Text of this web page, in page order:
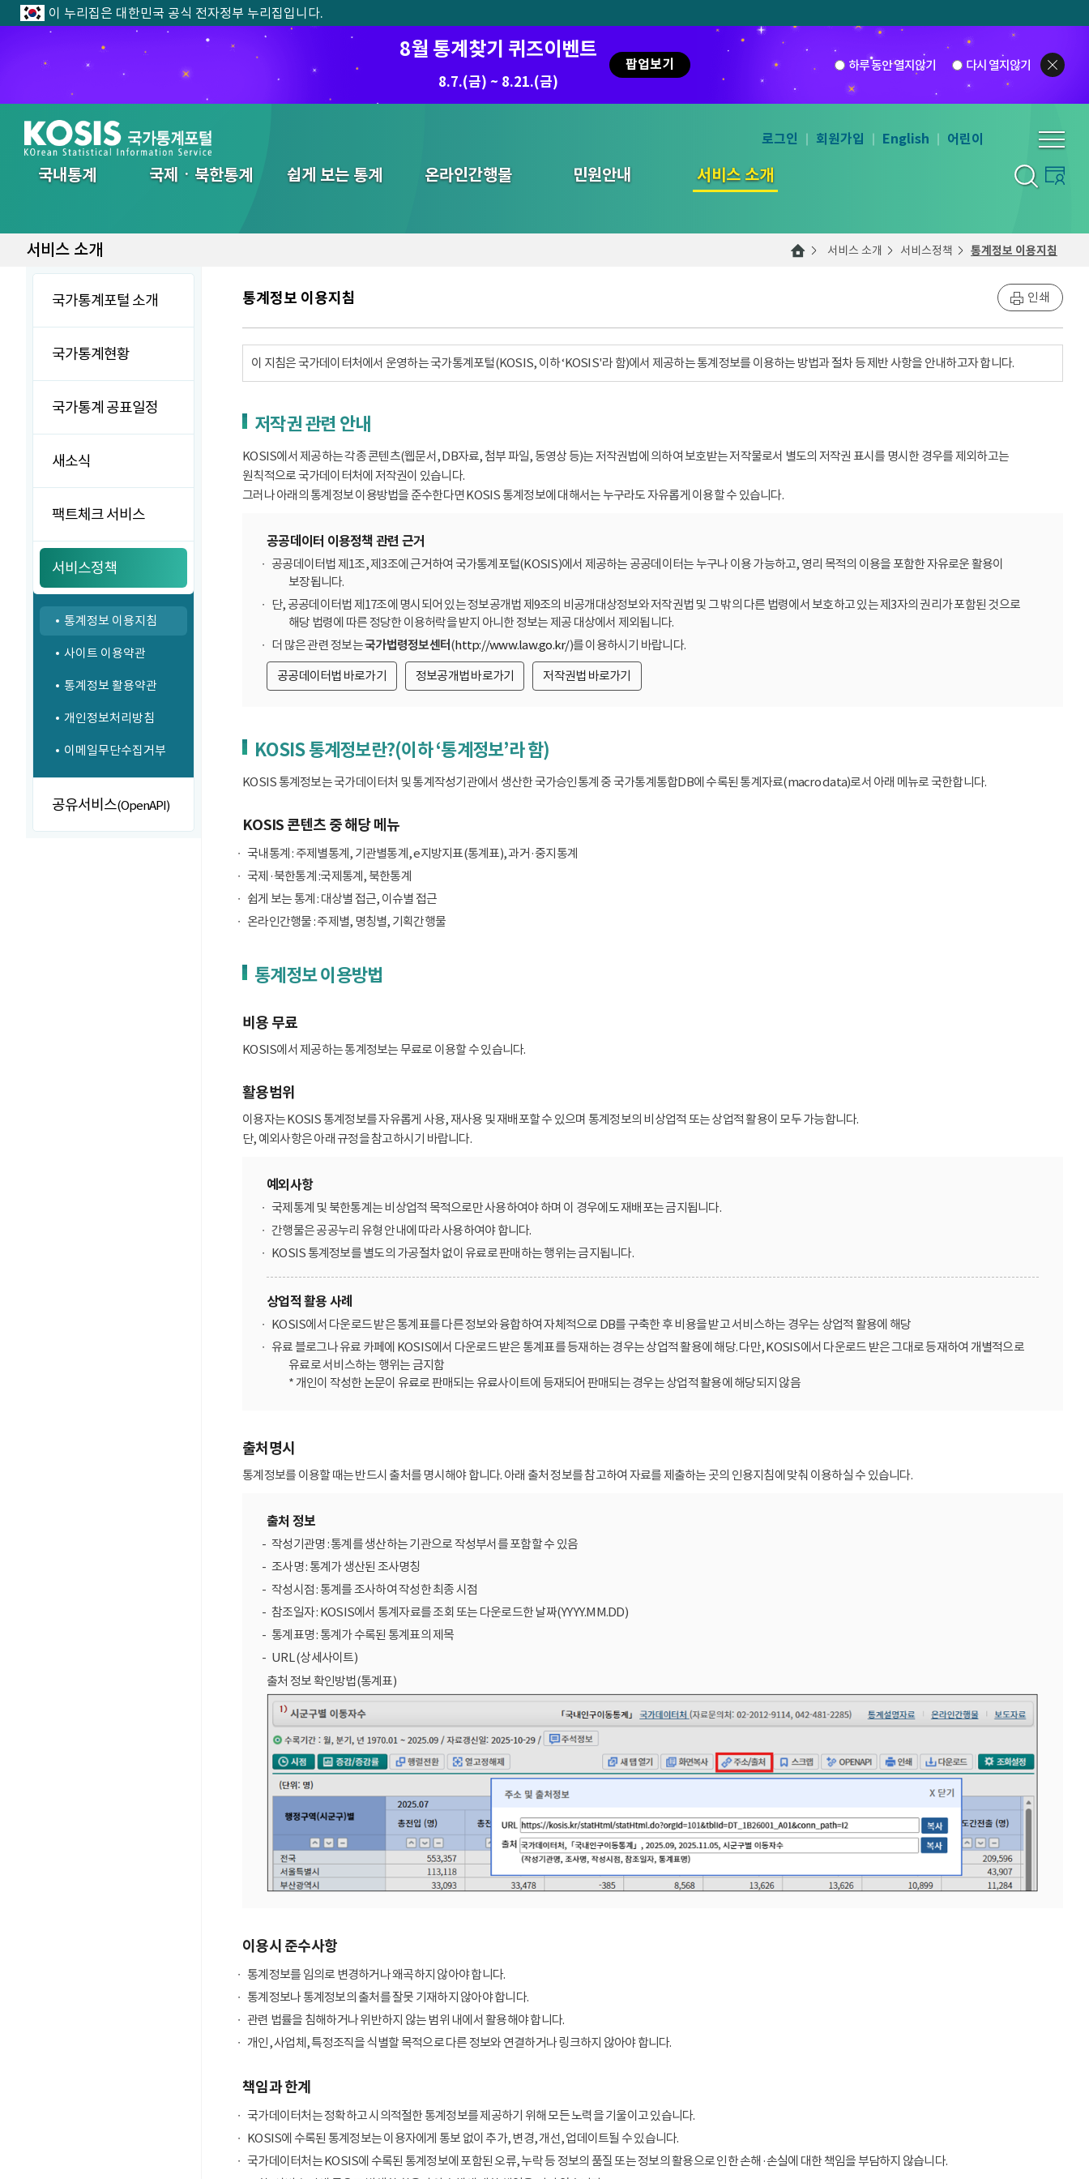
이 누리집은 대한민국 공식 전자정부 누리집입니다.
8월 통계찾기 퀴즈이벤트
8.7.(금) ~ 8.21.(금)
팝업보기 하루 동안 열지않기 다시 열지않기
국내통계 국제ㆍ북한통계 쉽게 보는 통계 온라인간행물 민원안내 서비스 소개
통합검색
로그인 회원가입 English 어린이
서비스 소개 서비스 소개 서비스정책 통계정보 이용지침
국가통계포털 소개
국가통계현황
국가통계 공표일정
새소식
팩트체크 서비스
서비스정책
통계정보 이용지침
사이트 이용약관
통계정보 활용약관
개인정보처리방침
이메일무단수집거부
공유서비스(OpenAPI)
통계정보 이용지침 인쇄
이 지침은 국가데이터처에서 운영하는 국가통계포털(KOSIS, 이하 ‘KOSIS'라 함)에서 제공하는 통계정보를 이용하는 방법과 절차 등 제반 사항을 안내하고자 합니다.
저작권 관련 안내
KOSIS에서 제공하는 각종 콘텐츠(웹문서, DB자료, 첨부 파일, 동영상 등)는 저작권법에 의하여 보호받는 저작물로서 별도의 저작권 표시를 명시한 경우를 제외하고는
원칙적으로 국가데이터처에 저작권이 있습니다.
그러나 아래의 통계정보 이용방법을 준수한다면 KOSIS 통계정보에 대해서는 누구라도 자유롭게 이용할 수 있습니다.
공공데이터 이용정책 관련 근거
공공데이터법 제1조, 제3조에 근거하여 국가통계포털(KOSIS)에서 제공하는 공공데이터는 누구나 이용 가능하고, 영리 목적의 이용을 포함한 자유로운 활용이
보장됩니다.
단, 공공데이터법 제17조에 명시되어 있는 정보공개법 제9조의 비공개대상정보와 저작권법 및 그 밖의 다른 법령에서 보호하고 있는 제3자의 권리가 포함된 것으로
해당 법령에 따른 정당한 이용허락을 받지 아니한 정보는 제공 대상에서 제외됩니다.
더 많은 관련 정보는국가법령정보센터(http://www.law.go.kr/)를 이용하시기 바랍니다.
공공데이터법 바로가기
정보공개법 바로가기 저작권법 바로가기
KOSIS 통계정보란?(이하 ‘통계정보’라 함)
KOSIS 통계정보는 국가데이터처 및 통계작성기관에서 생산한 국가승인통계 중 국가통계통합DB에 수록된 통계자료(macro data)로서 아래 메뉴로 국한합니다.
KOSIS 콘텐츠 중 해당 메뉴
국내통계 : 주제별통계, 기관별통계, e지방지표(통계표), 과거·중지통계
국제·북한통계 :국제통계, 북한통계
쉽게 보는 통계 : 대상별 접근, 이슈별 접근
온라인간행물 : 주제별, 명칭별, 기획간행물
통계정보 이용방법
비용 무료
KOSIS에서 제공하는 통계정보는 무료로 이용할 수 있습니다.
활용범위
이용자는 KOSIS 통계정보를 자유롭게 사용, 재사용 및 재배포할 수 있으며 통계정보의 비상업적 또는 상업적 활용이 모두 가능합니다.
단, 예외사항은 아래 규정을 참고하시기 바랍니다.
예외사항
국제통계 및 북한통계는 비상업적 목적으로만 사용하여야 하며 이 경우에도 재배포는 금지됩니다.
간행물은 공공누리 유형 안내에 따라 사용하여야 합니다.
KOSIS 통계정보를 별도의 가공절차 없이 유료로 판매하는 행위는 금지됩니다.
상업적 활용 사례
KOSIS에서 다운로드 받은 통계표를 다른 정보와 융합하여 자체적으로 DB를 구축한 후 비용을 받고 서비스하는 경우는 상업적 활용에 해당
유료 블로그나 유료 카페에 KOSIS에서 다운로드 받은 통계표를 등재하는 경우는 상업적 활용에 해당. 다만, KOSIS에서 다운로드 받은 그대로 등재하여 개별적으로
유료로 서비스하는 행위는 금지함
* 개인이 작성한 논문이 유료로 판매되는 유료사이트에 등재되어 판매되는 경우는 상업적 활용에 해당되지 않음
출처명시
통계정보를 이용할 때는 반드시 출처를 명시해야 합니다. 아래 출처 정보를 참고하여 자료를 제출하는 곳의 인용지침에 맞춰 이용하실 수 있습니다.
출처 정보
작성기관명 : 통계를 생산하는 기관으로 작성부서를 포함할 수 있음
조사명 : 통계가 생산된 조사명칭
작성시점 : 통계를 조사하여 작성한 최종 시점
참조일자 : KOSIS에서 통계자료를 조회 또는 다운로드한 날짜(YYYY.MM.DD)
통계표명 : 통계가 수록된 통계표의 제목
URL (상세사이트)
출처 정보 확인방법(통계표)
이용시 준수사항
통계정보를 임의로 변경하거나 왜곡하지 않아야 합니다.
통계정보나 통계정보의 출처를 잘못 기재하지 않아야 합니다.
관련 법률을 침해하거나 위반하지 않는 범위 내에서 활용해야 합니다.
개인, 사업체, 특정조직을 식별할 목적으로 다른 정보와 연결하거나 링크하지 않아야 합니다.
책임과 한계
국가데이터처는 정확하고 시의적절한 통계정보를 제공하기 위해 모든 노력을 기울이고 있습니다.
KOSIS에 수록된 통계정보는 이용자에게 통보 없이 추가, 변경, 개선, 업데이트될 수 있습니다.
국가데이터처는 KOSIS에 수록된 통계정보에 포함된 오류, 누락 등 정보의 품질 또는 정보의 활용으로 인한 손해·손실에 대한 책임을 부담하지 않습니다.